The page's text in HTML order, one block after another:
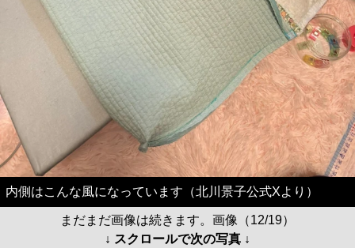
内側はこんな風になっています（北川景子公式Xより）
まだまだ画像は続きます。画像（12/19）
↓ スクロールで次の写真 ↓